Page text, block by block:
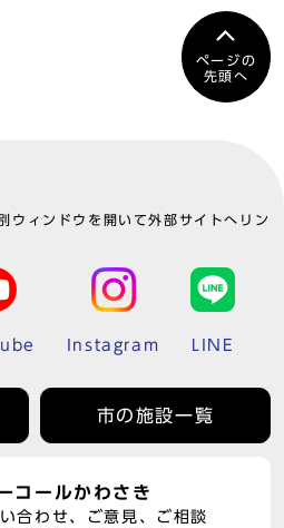
ページの
先頭へ
ウィンドウを開いて外部サイトへリン
Instagram LINE
市の施設一覧
コールかわさき
合わせ、ご意見、ご相談